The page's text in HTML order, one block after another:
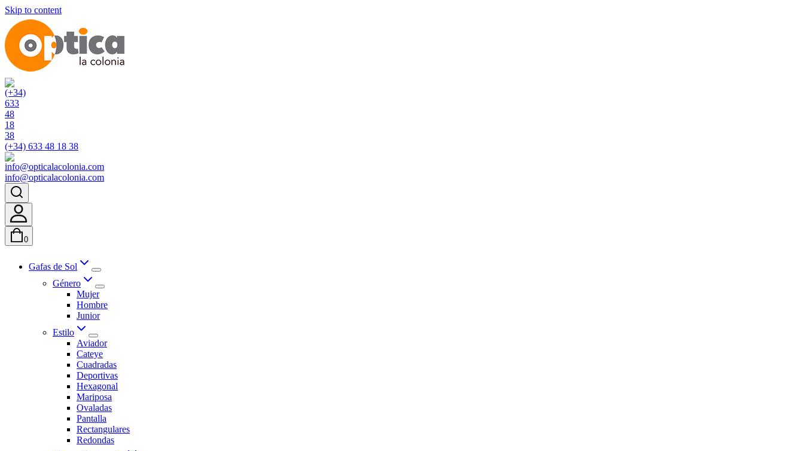
Skip to content
(+34) 633 48 18 38
info@opticalacolonia.com
0
Gafas de Sol
Género
Mujer
Hombre
Junior
Estilo
Aviador
Cateye
Cuadradas
Deportivas
Hexagonal
Mariposa
Ovaladas
Pantalla
Rectangulares
Redondas